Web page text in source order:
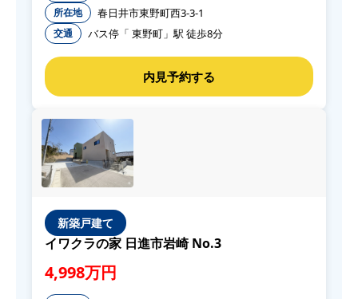
所在地 春日井市東野町西3-3-1
交通 バス停「 東野町」駅 徒歩8分
新築戸建て
イワクラの家 日進市岩崎 No.3
4,998万円